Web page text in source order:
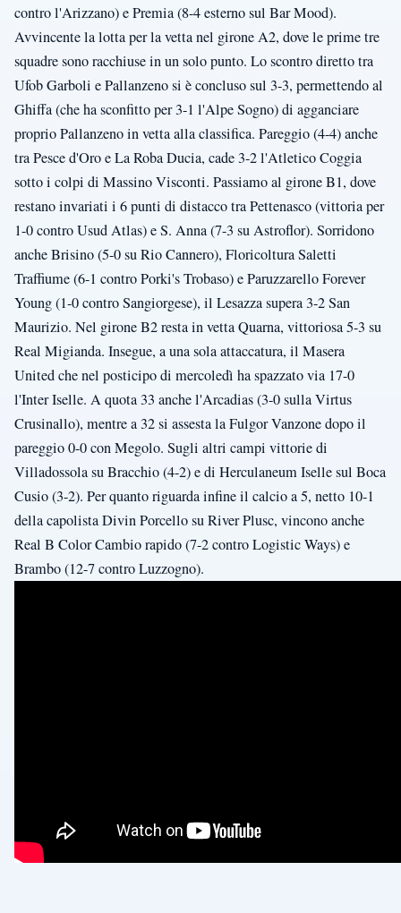
contro l'Arizzano) e Premia (8-4 esterno sul Bar Mood).
Avvincente la lotta per la vetta nel girone A2, dove le prime tre
squadre sono racchiuse in un solo punto. Lo scontro diretto tra
Ufob Garboli e Pallanzeno si è concluso sul 3-3, permettendo al
Ghiffa (che ha sconfitto per 3-1 l'Alpe Sogno) di agganciare
proprio Pallanzeno in vetta alla classifica. Pareggio (4-4) anche
tra Pesce d'Oro e La Roba Ducia, cade 3-2 l'Atletico Coggia
sotto i colpi di Massino Visconti. Passiamo al girone B1, dove
restano invariati i 6 punti di distacco tra Pettenasco (vittoria per
1-0 contro Usud Atlas) e S. Anna (7-3 su Astroflor). Sorridono
anche Brisino (5-0 su Rio Cannero), Floricoltura Saletti
Traffiume (6-1 contro Porki's Trobaso) e Paruzzarello Forever
Young (1-0 contro Sangiorgese), il Lesazza supera 3-2 San
Maurizio. Nel girone B2 resta in vetta Quarna, vittoriosa 5-3 su
Real Migianda. Insegue, a una sola attaccatura, il Masera
United che nel posticipo di mercoledì ha spazzato via 17-0
l'Inter Iselle. A quota 33 anche l'Arcadias (3-0 sulla Virtus
Crusinallo), mentre a 32 si assesta la Fulgor Vanzone dopo il
pareggio 0-0 con Megolo. Sugli altri campi vittorie di
Villadossola su Bracchio (4-2) e di Herculaneum Iselle sul Boca
Cusio (3-2). Per quanto riguarda infine il calcio a 5, netto 10-1
della capolista Divin Porcello su River Plusc, vincono anche
Real B Color Cambio rapido (7-2 contro Logistic Ways) e
Brambo (12-7 contro Luzzogno).